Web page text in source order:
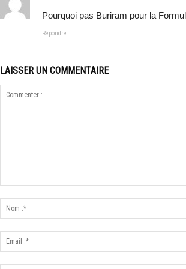
Pourquoi pas Buriram pour la
Répondre
LAISSER UN COMMENTAIRE